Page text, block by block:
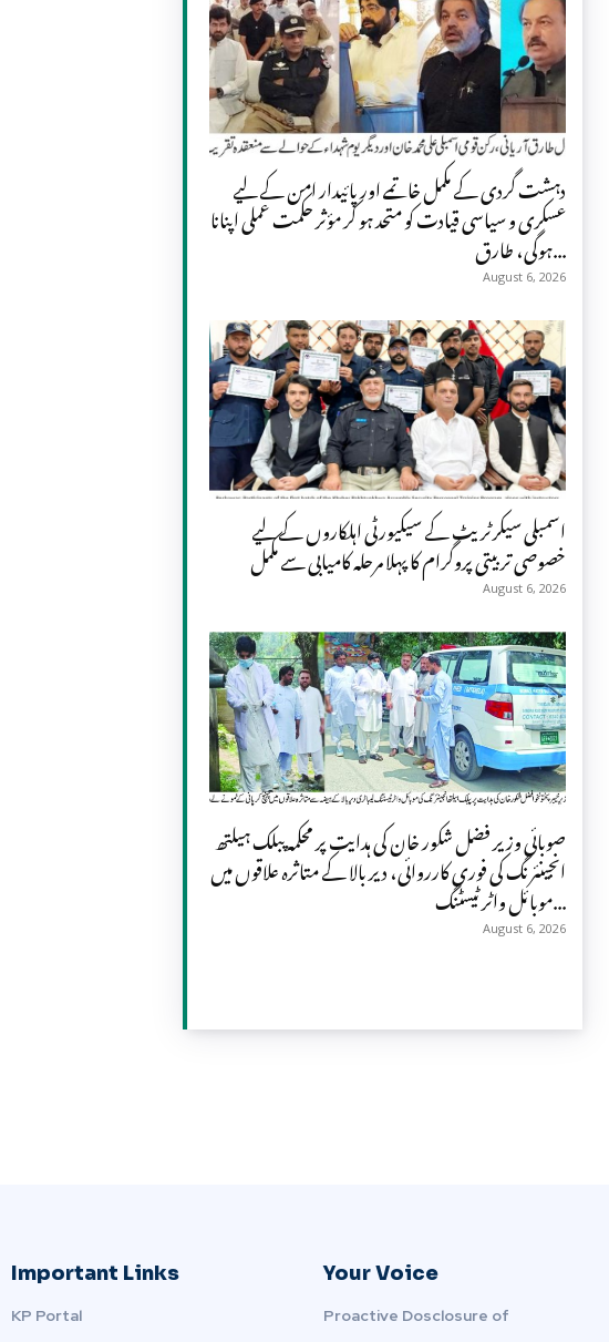
دہشت گردی کے مکمل خاتمے اور پائیدار امن کے لیے
عسکری و سیاسی قیادت کو متحد ہو کر مؤثر حکمت عملی اپنانا
ہوگی، طارق...
August 6, 2026
اسمبلی سیکرٹریٹ کے سیکیورٹی اہلکاروں کے لیے
خصوصی تربیتی پروگرام کا پہلا مرحلہ کامیابی سے مکمل
August 6, 2026
صوبائی وزیر فضل شکور خان کی ہدایت پر محکمہ پبلک ہیلتھ
انجینئرنگ کی فوری کارروائی، دیر بالا کے متاثرہ علاقوں میں
موبائل واٹر ٹیسٹنگ...
August 6, 2026
Important Links
KP Portal
Your Voice
Proactive Dosclosure of